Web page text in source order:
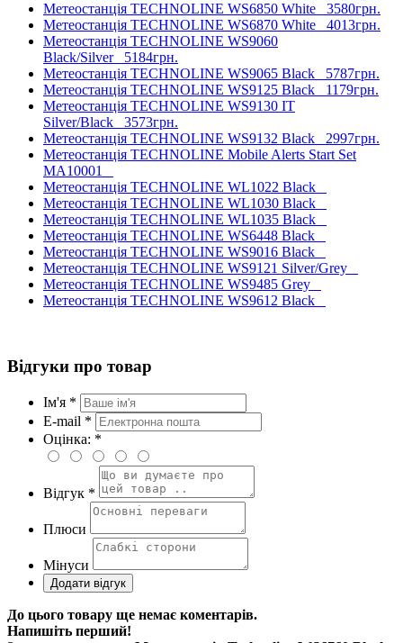
Метеостанція TECHNOLINE WS6850 White 3580грн.
Метеостанція TECHNOLINE WS6870 White 4013грн.
Метеостанція TECHNOLINE WS9060
Black/Silver 5184грн.
Метеостанція TECHNOLINE WS9065 Black 5787грн.
Метеостанція TECHNOLINE WS9125 Black 1179грн.
Метеостанція TECHNOLINE WS9130 IT
Silver/Black 3573грн.
Метеостанція TECHNOLINE WS9132 Black 2997грн.
Метеостанція TECHNOLINE Mobile Alerts Start Set
MA10001
Метеостанція TECHNOLINE WL1022 Black
Метеостанція TECHNOLINE WL1030 Black
Метеостанція TECHNOLINE WL1035 Black
Метеостанція TECHNOLINE WS6448 Black
Метеостанція TECHNOLINE WS9016 Black
Метеостанція TECHNOLINE WS9121 Silver/Grey
Метеостанція TECHNOLINE WS9485 Grey
Метеостанція TECHNOLINE WS9612 Black
Відгуки про товар
Ім'я *
E-mail *
Оцінка: *
Відгук *
Плюси
Мінуси
До цього товару ще немає коментарів.
Напишіть перший!